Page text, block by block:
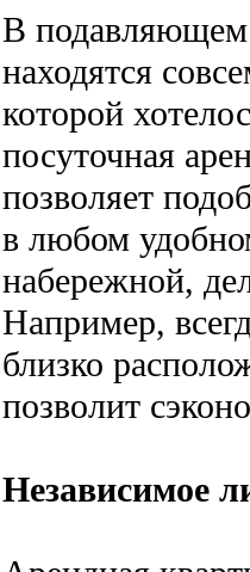
В подавляющем
находятся
которой
посуточная
позволяет
в любом
набережной,
Например,
близко
позволит
Независимое